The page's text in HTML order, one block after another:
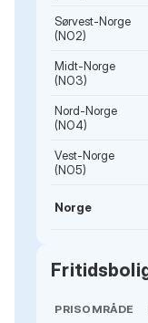
Sørvest-Norge
(NO2)
Midt-Norge
(NO3)
Nord-Norge
(NO4)
Vest-Norge
(NO5)
Norge
PRISOMRÅDE